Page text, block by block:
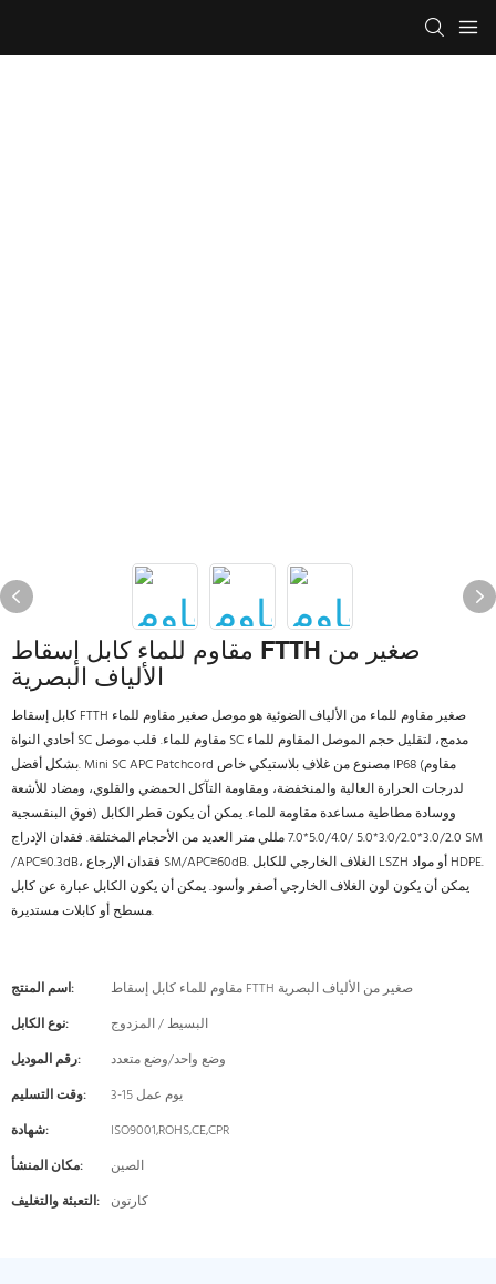
مقاوم للماء كابل إسقاط FTTH صغير من
الألياف البصرية
كابل إسقاط FTTH صغير مقاوم للماء من الألياف الضوئية هو موصل صغير مقاوم للماء
أحادي النواة SC مقاوم للماء. قلب موصل SC مدمج، لتقليل حجم الموصل المقاوم للماء
بشكل أفضل. Mini SC APC Patchcord مصنوع من غلاف بلاستيكي خاص IP68 (مقاوم
لدرجات الحرارة العالية والمنخفضة، ومقاومة التآكل الحمضي والقلوي، ومضاد للأشعة
فوق البنفسجية) ووسادة مطاطية مساعدة مقاومة للماء. يمكن أن يكون قطر الكابل
3.0/2.0*3.0/2.0*5.0 /5.0/4.0*7.0 مللي متر العديد من الأحجام المختلفة. فقدان الإدراج SM
/APC≤0.3dB، فقدان الإرجاع SM/APC≥60dB. الغلاف الخارجي للكابل LSZH أو مواد HDPE.
يمكن أن يكون لون الغلاف الخارجي أصفر وأسود. يمكن أن يكون الكابل عبارة عن كابل
مسطح أو كابلات مستديرة.
اسم المنتج:
مقاوم للماء كابل إسقاط FTTH صغير من الألياف البصرية
نوع الكابل:
البسيط / المزدوج
رقم الموديل:
وضع واحد/وضع متعدد
وقت التسليم:
3-15 يوم عمل
شهادة:
ISO9001,ROHS,CE,CPR
مكان المنشأ:
الصين
التعبئة والتغليف: كارتون